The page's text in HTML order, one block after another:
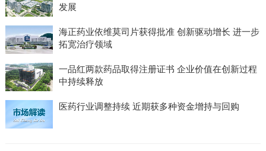
发展
海正药业依维莫司片获得批准 创新驱动增长 进一步
拓宽治疗领域
一品红两款药品取得注册证书 企业价值在创新过程
中持续释放
医药行业调整持续 近期获多种资金增持与回购